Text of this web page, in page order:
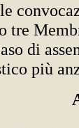
tre
di
più